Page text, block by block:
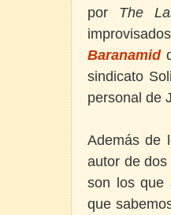
por The
Baranamid
sindicato
personal de
Además de
autor de
son los que
que